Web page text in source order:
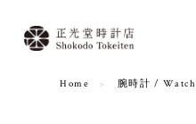
Home 腕時計 / Watch